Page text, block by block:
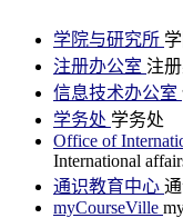
学院与研究所
注册办公室 注
信息技术办公室
学务处 学务处
Office of
International
通识教育中心
myCourseVille